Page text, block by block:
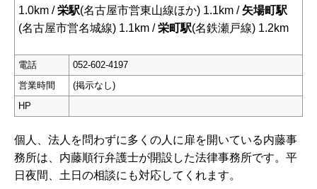
1.0km /栄駅(名古屋市営東山線ほか) 1.1km / 矢場町駅
(名古屋市営名城線) 1.1km /栄町駅(名鉄瀬戸線) 1.2km
電話
052-602-4197
営業時間
(掲示なし)
HP
個人、法人を問わずに多くの人に扉を開いている内藤事
務所は、内藤順行弁護士が開設した法律事務所です。平
日夜間、土日の相談にも対応してくれます。